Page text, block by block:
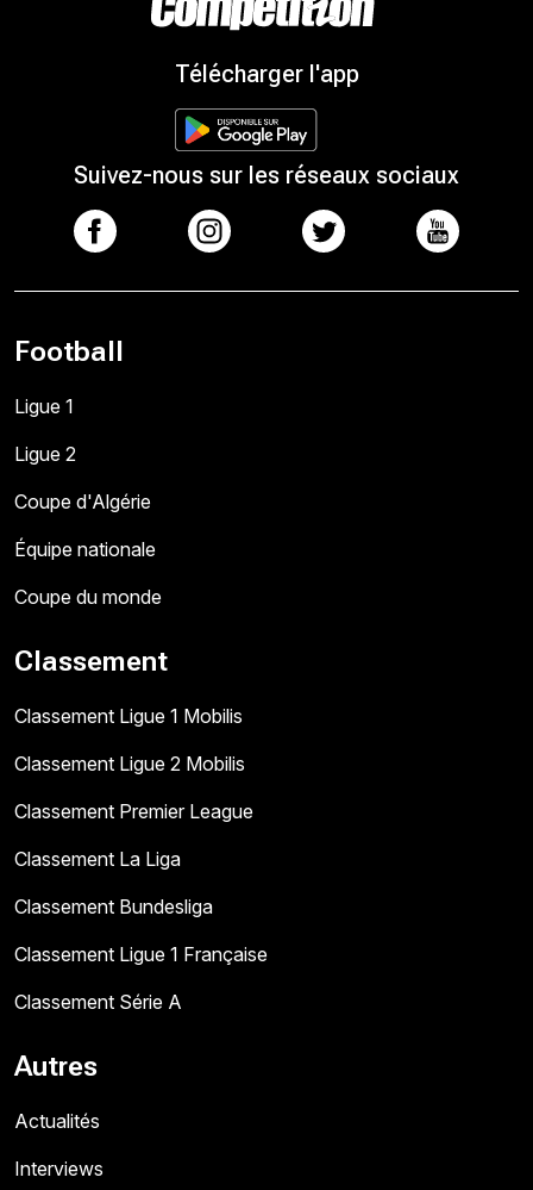
Télécharger l'app
Suivez-nous sur les réseaux sociaux
Football
Ligue 1
Ligue 2
Coupe d'Algérie
Équipe nationale
Coupe du monde
Classement
Classement Ligue 1 Mobilis
Classement Ligue 2 Mobilis
Classement Premier League
Classement La Liga
Classement Bundesliga
Classement Ligue 1 Française
Classement Série A
Autres
Actualités
Interviews